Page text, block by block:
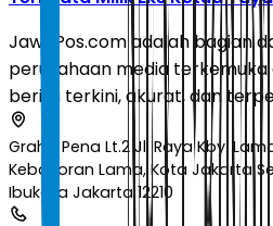
JawaPos.com adalah bagian
perusahaan media terkemuka
berita terkini, akurat, dan
Graha Pena Lt.2 Jl. Raya Kby.
Kebayoran Lama, Kota Jakarta
Ibukota Jakarta 12210